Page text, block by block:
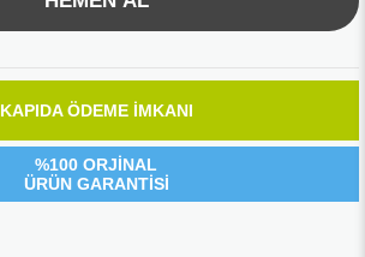
KAPIDA ÖDEME İMKANI
%100 ORJİNAL
ÜRÜN GARANTİSİ